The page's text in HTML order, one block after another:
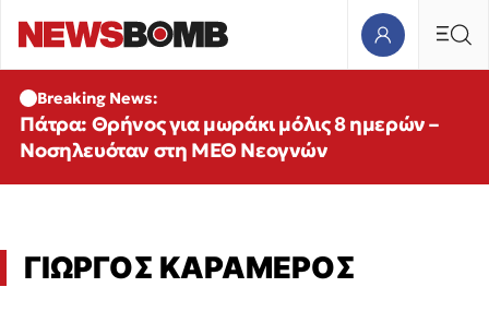
Breaking News:
Πάτρα: Θρήνος για μωράκι μόλις 8 ημερών –
Νοσηλευόταν στη ΜΕΘ Νεογνών
ΓΙΩΡΓΟΣ ΚΑΡΑΜΕΡΟΣ